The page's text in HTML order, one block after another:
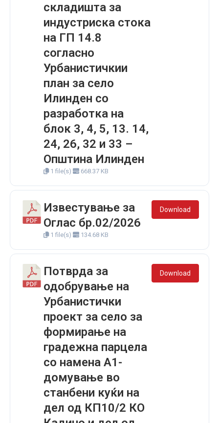
складишта за
индустриска стока
на ГП 14.8
согласно
Урбанистичкии
план за село
Илинден со
разработка на
блок 3, 4, 5, 13. 14,
24, 26, 32 и 33 –
Општина Илинден
1 file(s) 668.37 KB
Известување за
Оглас бр.02/2026
1 file(s) 134.68 KB
Download
Потврда за
одобрување на
Урбанистички
проект за село за
формирање на
градежна парцела
со намена А1-
домување во
станбени куќи на
дел од КП10/2 КО
Download